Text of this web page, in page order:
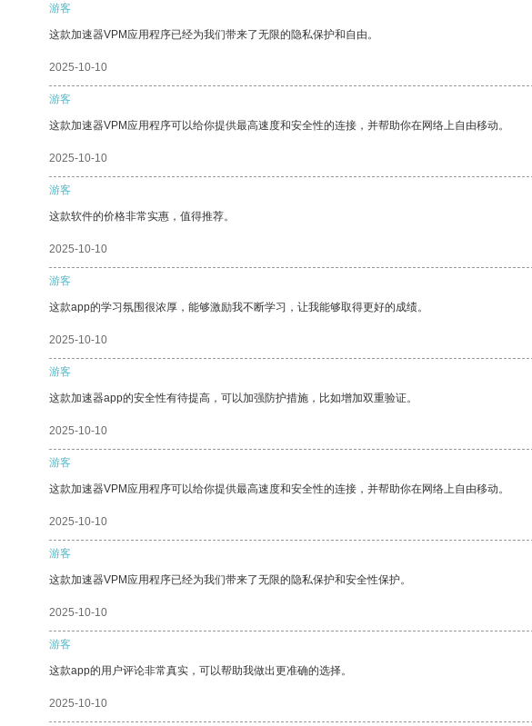
游客
这款加速器VPM应用程序已经为我们带来了无限的隐私保护和自由。
2025-10-10
游客
这款加速器VPM应用程序可以给你提供最高速度和安全性的连接，并帮助你在网络上自由移动。
2025-10-10
游客
这款软件的价格非常实惠，值得推荐。
2025-10-10
游客
这款app的学习氛围很浓厚，能够激励我不断学习，让我能够取得更好的成绩。
2025-10-10
游客
这款加速器app的安全性有待提高，可以加强防护措施，比如增加双重验证。
2025-10-10
游客
这款加速器VPM应用程序可以给你提供最高速度和安全性的连接，并帮助你在网络上自由移动。
2025-10-10
游客
这款加速器VPM应用程序已经为我们带来了无限的隐私保护和安全性保护。
2025-10-10
游客
这款app的用户评论非常真实，可以帮助我做出更准确的选择。
2025-10-10